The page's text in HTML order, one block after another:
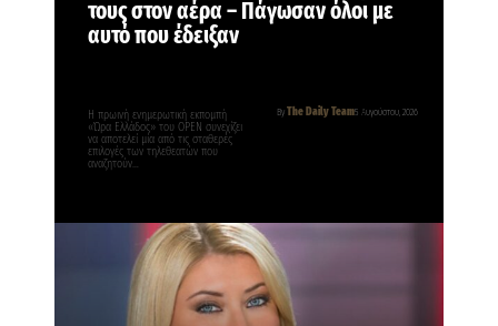
τους στον αέρα – Πάγωσαν όλοι με
αυτό που έδειξαν
By The Daily Team5 Αυγούστου, 2026
Η πρωινή ενημερωτική εκπομπή
«Ώρα Ελλάδος» του OPEN συνεχίζει
να αποτελεί μία από τις σταθερές
επιλογές των τηλεθεατών που
αναζητούν…